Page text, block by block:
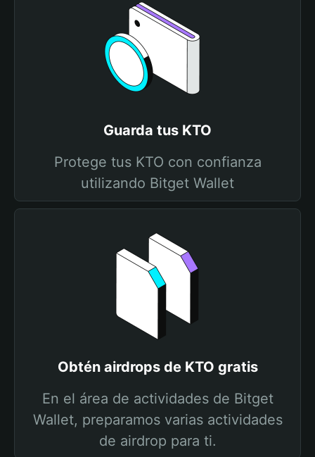
Guarda tus KTO
Protege tus KTO con confianza
utilizando Bitget Wallet
Obtén airdrops de KTO gratis
En el área de actividades de Bitget
Wallet, preparamos varias actividades
de airdrop para ti.